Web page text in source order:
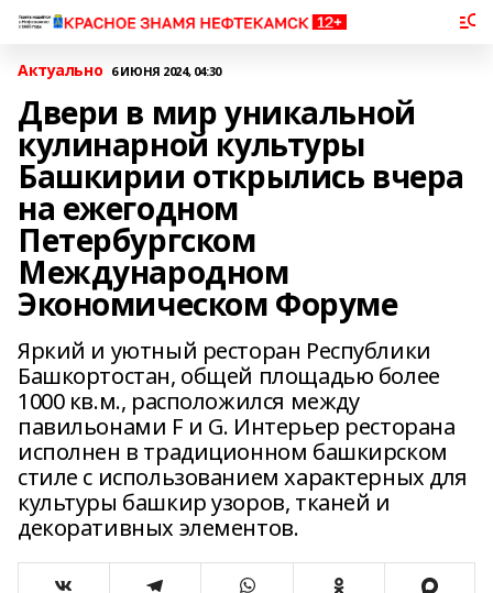
Актуально 6 ИЮНЯ 2024, 04:30
Двери в мир уникальной
кулинарной культуры
Башкирии открылись вчера
на ежегодном
Петербургском
Международном
Экономическом Форуме
Яркий и уютный ресторан Республики
Башкортостан, общей площадью более
1000 кв.м., расположился между
павильонами F и G. Интерьер ресторана
исполнен в традиционном башкирском
стиле с использованием характерных для
культуры башкир узоров, тканей и
декоративных элементов.